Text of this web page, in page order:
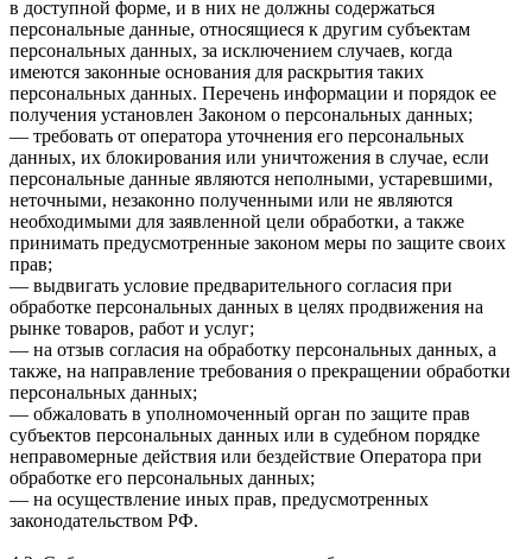
в доступной форме, и в них не должны содержаться
персональные данные, относящиеся к другим субъектам
персональных данных, за исключением случаев, когда
имеются законные основания для раскрытия таких
персональных данных. Перечень информации и порядок ее
получения установлен Законом о персональных данных;
— требовать от оператора уточнения его персональных
данных, их блокирования или уничтожения в случае, если
персональные данные являются неполными, устаревшими,
неточными, незаконно полученными или не являются
необходимыми для заявленной цели обработки, а также
принимать предусмотренные законом меры по защите своих
прав;
— выдвигать условие предварительного согласия при
обработке персональных данных в целях продвижения на
рынке товаров, работ и услуг;
— на отзыв согласия на обработку персональных данных, а
также, на направление требования о прекращении обработки
персональных данных;
— обжаловать в уполномоченный орган по защите прав
субъектов персональных данных или в судебном порядке
неправомерные действия или бездействие Оператора при
обработке его персональных данных;
— на осуществление иных прав, предусмотренных
законодательством РФ.